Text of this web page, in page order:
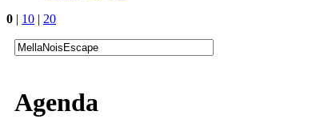
0 | 10 | 20
Agenda